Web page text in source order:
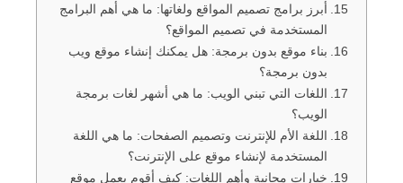
أبرز برامج تصميم المواقع ولغاتها: ما هي أهم البرامج
المستخدمة في تصميم المواقع؟
بناء موقع بدون برمجة: هل يمكنك إنشاء موقع ويب
بدون برمجة؟
اللغات التي تبني الويب: ما هي أشهر لغات برمجة
الويب؟
اللغة الأم للإنترنت وتصميم الصفحات: ما هي اللغة
المستخدمة لإنشاء موقع على الإنترنت؟
خيارات مجانية وأهم اللغات: كيف أقوم بعمل موقع